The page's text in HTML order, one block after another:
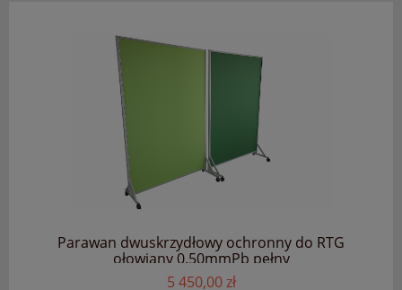
Parawan dwuskrzydłowy ochronny do RTG
ołowiany 0.50mmPb pełny
5 450,00 zł